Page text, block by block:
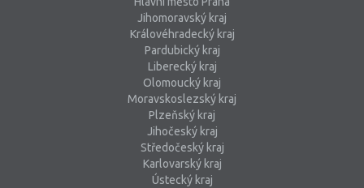
Jihomoravský kraj
Královéhradecký kraj
Pardubický kraj
Liberecký kraj
Olomoucký kraj
Moravskoslezský kraj
Plzeňský kraj
Jihočeský kraj
Středočeský kraj
Karlovarský kraj
Ústecký kraj